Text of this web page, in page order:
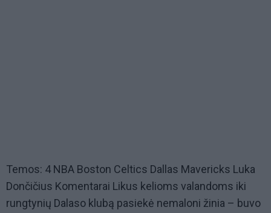
Temos: 4 NBA Boston Celtics Dallas Mavericks Luka
Dončičius Komentarai Likus kelioms valandoms iki
rungtynių Dalaso klubą pasiekė nemaloni žinia – buvo